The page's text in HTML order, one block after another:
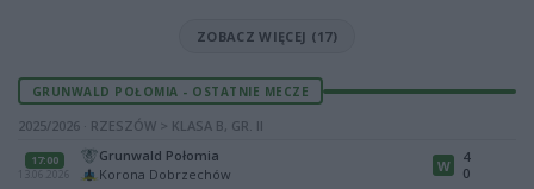
ZOBACZ WIĘCEJ (17)
GRUNWALD POŁOMIA - OSTATNIE MECZE
2025/2026 · RZESZÓW > KLASA B, GR. II
17:00
13.06.2026
Grunwald Połomia
Korona Dobrzechów
W
4
0